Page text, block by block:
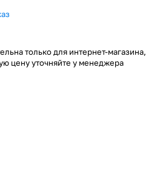
только для интернет-магазина,
цену уточняйте у менеджера